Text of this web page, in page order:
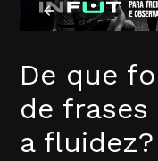
De que
de
a fluidez?